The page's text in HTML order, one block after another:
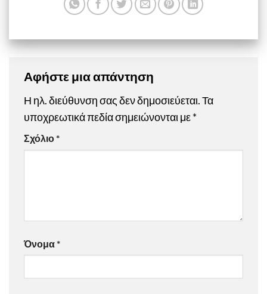
Αφήστε μια απάντηση
Η ηλ. διεύθυνση σας δεν δημοσιεύεται.Τα
υποχρεωτικά πεδία σημειώνονται με*
Σχόλιο*
Όνομα*